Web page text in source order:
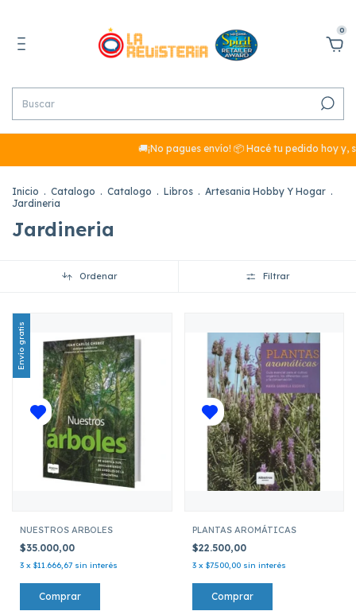
0
🚚¡No pagues envío! 📦 Hacé tu pedido hoy y, si
Inicio . Catalogo . Catalogo . Libros . Artesania Hobby Y Hogar .
Jardineria
Jardineria
Ordenar Filtrar
Envío gratis
NUESTROS ARBOLES
$35.000,00
3 x $11.666,67 sin interés
PLANTAS AROMÁTICAS
$22.500,00
3 x $7.500,00 sin interés